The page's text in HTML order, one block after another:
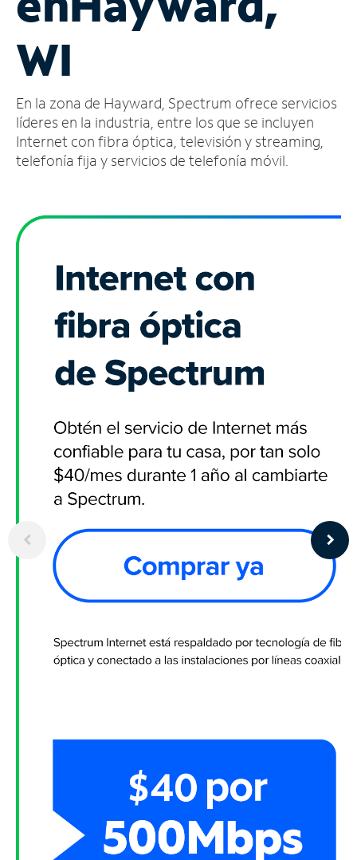
cuenta
Encuentra
tienda
WI
En la zona de Hayward, Spectrum ofrece servicios
líderes en la industria, entre los que se incluyen
Internet con fibra óptica, televisión y streaming,
telefonía fija y servicios de telefonía móvil.